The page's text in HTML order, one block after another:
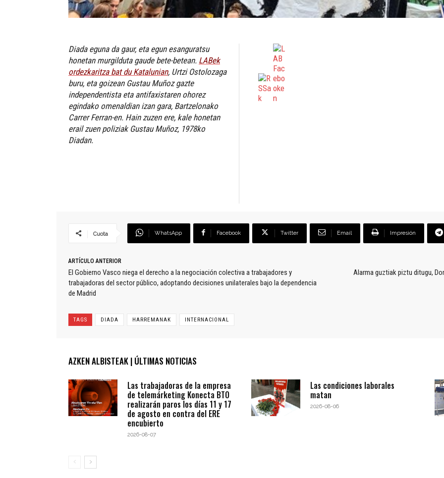
Diada eguna da gaur, eta egun esanguratsu
honetan murgilduta gaude bete-betean. LABek
ordezkaritza bat du Katalunian, Urtzi Ostolozaga
buru, eta goizean Gustau Muñoz gazte
independentista eta antifaxistaren ohorez
egindako omenaldian izan gara, Bartzelonako
Carrer Ferran-en. Hain zuzen ere, kale honetan
erail zuen poliziak Gustau Muñoz, 1978ko
Diadan.
Cuota WhatsApp Facebook Twitter Email Impresión
ARTÍCULO ANTERIOR
El Gobierno Vasco niega el derecho a la negociación colectiva a trabajadores y
trabajadoras del sector público, adoptando decisiones unilaterales bajo la dependencia
de Madrid
Alarma guztiak piztu ditugu,
TAGS DIADA HARREMANAK INTERNACIONAL
AZKEN ALBISTEAK | ÚLTIMAS NOTICIAS
Las trabajadoras de la empresa
de telemárketing Konecta BTO
realizarán paros los días 11 y 17
de agosto en contra del ERE
encubierto
2026-08-07
Las condiciones laborales
matan
2026-08-06